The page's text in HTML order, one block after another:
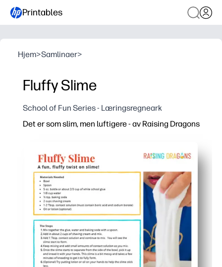
Printables
Hjem>Samlinaer>
Fluffy Slime
School of Fun Series - Læringsregneark
Det er som slim, men luftigere - av Raising Dragons